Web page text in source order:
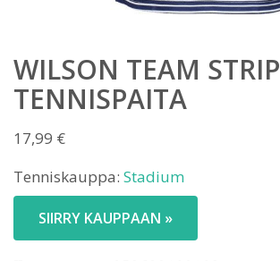
WILSON TEAM
TENNISPAITA
17,99 €
Tenniskauppa: Stadium
SIIRRY KAUPPAAN »